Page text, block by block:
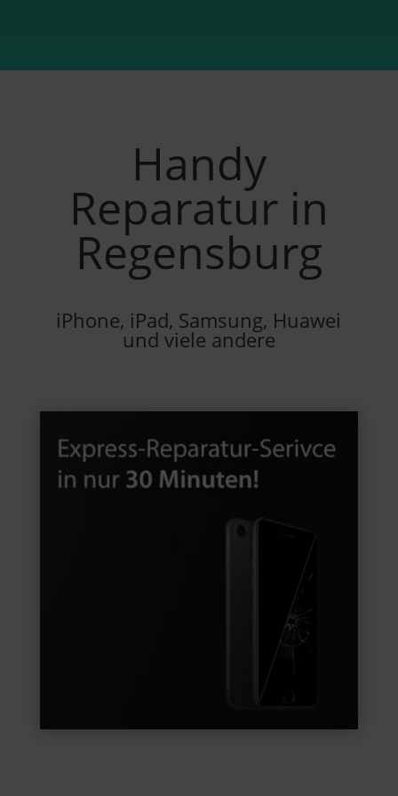
Handy
Reparatur in
Regensburg
iPhone, iPad, Samsung, Huawei
und viele andere